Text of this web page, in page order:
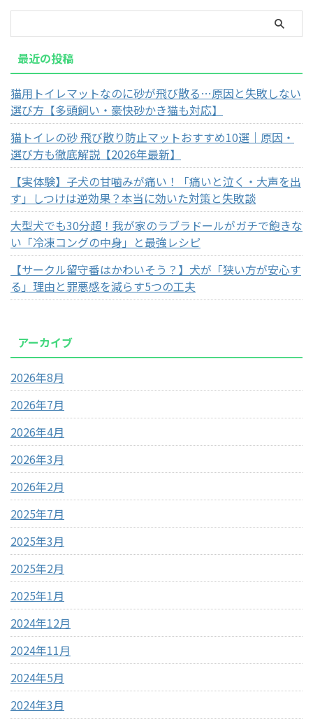
最近の投稿
猫用トイレマットなのに砂が飛び散る…原因と失敗しない
選び方【多頭飼い・豪快砂かき猫も対応】
猫トイレの砂 飛び散り防止マットおすすめ10選｜原因・
選び方も徹底解説【2026年最新】
【実体験】子犬の甘噛みが痛い！「痛いと泣く・大声を出
す」しつけは逆効果？本当に効いた対策と失敗談
大型犬でも30分超！我が家のラブラドールがガチで飽きな
い「冷凍コングの中身」と最強レシピ
【サークル留守番はかわいそう？】犬が「狭い方が安心す
る」理由と罪悪感を減らす5つの工夫
アーカイブ
2026年8月
2026年7月
2026年4月
2026年3月
2026年2月
2025年7月
2025年3月
2025年2月
2025年1月
2024年12月
2024年11月
2024年5月
2024年3月